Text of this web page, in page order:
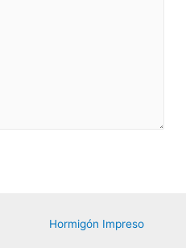
Hormigón Impreso